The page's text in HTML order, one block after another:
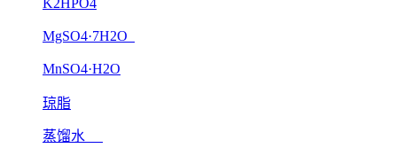
K2HPO4
MgSO4·7H2O
MnSO4·H2O
琼脂
蒸馏水